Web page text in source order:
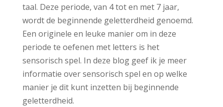
taal. Deze periode, van 4 tot en met 7 jaar,
wordt de beginnende geletterdheid genoemd.
Een originele en leuke manier om in deze
periode te oefenen met letters is het
sensorisch spel. In deze blog geef ik je meer
informatie over sensorisch spel en op welke
manier je dit kunt inzetten bij beginnende
geletterdheid.